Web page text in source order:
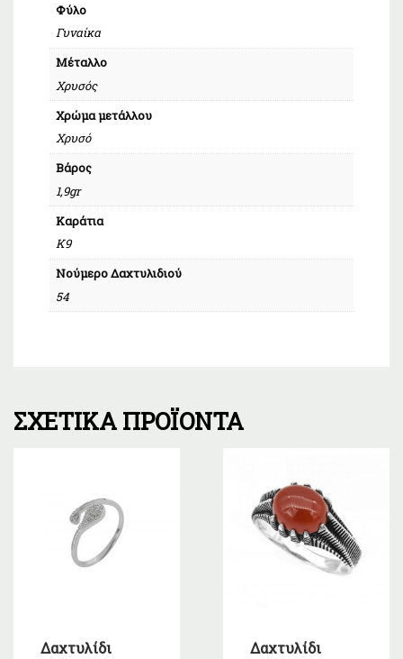
Φύλο
Γυναίκα
Μέταλλο
Χρυσός
Χρώμα μετάλλου
Χρυσό
Βάρος
1,9gr
Καράτια
Κ9
Νούμερο Δαχτυλιδιού
54
ΣΧΕΤΙΚΆ ΠΡΟΪΌΝΤΑ
Δαχτυλίδι
Δαχτυλίδι